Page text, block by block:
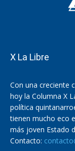
X La Libre
Con una creciente
hoy la Columna X
política
tienen mucho eco
más joven Estado
Contacto: